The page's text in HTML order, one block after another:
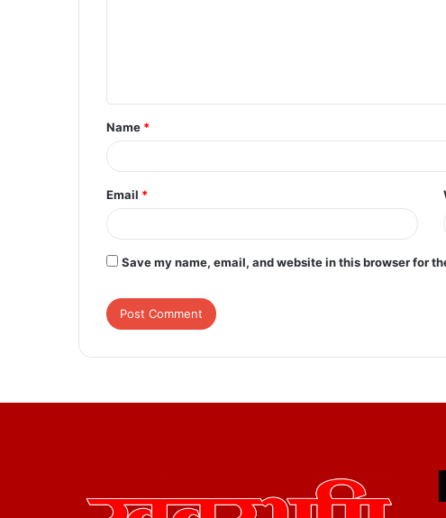
t
*
Name *
Email *
Save my name, email, and website in this browser for